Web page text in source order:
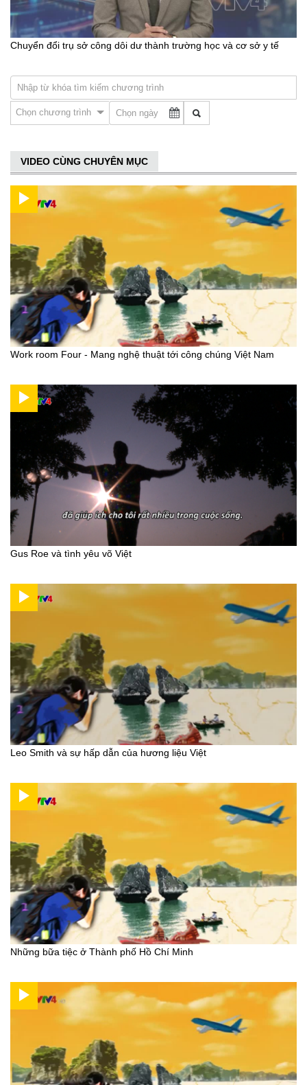
Chuyển đổi trụ sở công dôi dư thành trường học và cơ sở y tế
Chọn chương trình
VIDEO CÙNG CHUYÊN MỤC
Work room Four - Mang nghệ thuật tới công chúng Việt Nam
Gus Roe và tình yêu võ Việt
Leo Smith và sự hấp dẫn của hương liệu Việt
Những bữa tiệc ở Thành phố Hồ Chí Minh